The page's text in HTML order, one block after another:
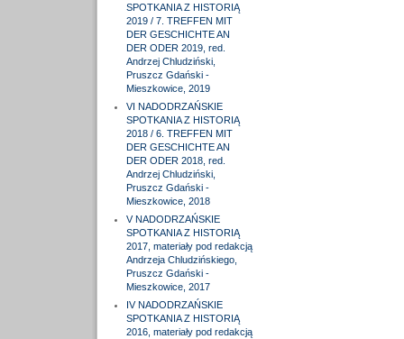
SPOTKANIA Z HISTORIĄ
2019 / 7. TREFFEN MIT
DER GESCHICHTE AN
DER ODER 2019, red.
Andrzej Chludziński,
Pruszcz Gdański -
Mieszkowice, 2019
VI NADODRZAŃSKIE
SPOTKANIA Z HISTORIĄ
2018 / 6. TREFFEN MIT
DER GESCHICHTE AN
DER ODER 2018, red.
Andrzej Chludziński,
Pruszcz Gdański -
Mieszkowice, 2018
V NADODRZAŃSKIE
SPOTKANIA Z HISTORIĄ
2017, materiały pod redakcją
Andrzeja Chludzińskiego,
Pruszcz Gdański -
Mieszkowice, 2017
IV NADODRZAŃSKIE
SPOTKANIA Z HISTORIĄ
2016, materiały pod redakcją